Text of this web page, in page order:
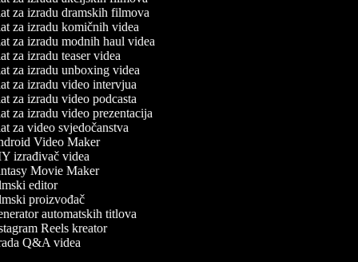
za izradu dramskih filmova
za izradu komičnih videa
za izradu modnih haul videa
za izradu teaser videa
za izradu unboxing videa
za izradu video intervjua
za izradu video podcasta
za izradu video prezentacija
za video svjedočanstva
Video Maker
izrađivač videa
Movie Maker
editor
proizvođač
automatskih titlova
Reels kreator
Q&A videa